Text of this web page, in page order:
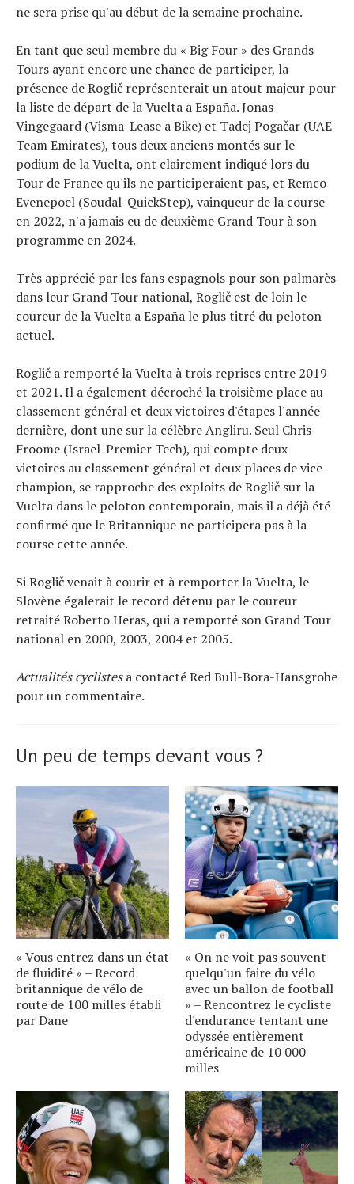
ne sera prise qu'au début de la semaine prochaine.
En tant que seul membre du « Big Four » des Grands
Tours ayant encore une chance de participer, la
présence de Roglič représenterait un atout majeur pour
la liste de départ de la Vuelta a España. Jonas
Vingegaard (Visma-Lease a Bike) et Tadej Pogačar (UAE
Team Emirates), tous deux anciens montés sur le
podium de la Vuelta, ont clairement indiqué lors du
Tour de France qu'ils ne participeraient pas, et Remco
Evenepoel (Soudal-QuickStep), vainqueur de la course
en 2022, n'a jamais eu de deuxième Grand Tour à son
programme en 2024.
Très apprécié par les fans espagnols pour son palmarès
dans leur Grand Tour national, Roglič est de loin le
coureur de la Vuelta a España le plus titré du peloton
actuel.
Roglič a remporté la Vuelta à trois reprises entre 2019
et 2021. Il a également décroché la troisième place au
classement général et deux victoires d'étapes l'année
dernière, dont une sur la célèbre Angliru. Seul Chris
Froome (Israel-Premier Tech), qui compte deux
victoires au classement général et deux places de vice-
champion, se rapproche des exploits de Roglič sur la
Vuelta dans le peloton contemporain, mais il a déjà été
confirmé que le Britannique ne participera pas à la
course cette année.
Si Roglič venait à courir et à remporter la Vuelta, le
Slovène égalerait le record détenu par le coureur
retraité Roberto Heras, qui a remporté son Grand Tour
national en 2000, 2003, 2004 et 2005.
Actualités cyclistesa contacté Red Bull-Bora-Hansgrohe
pour un commentaire.
Un peu de temps devant vous ?
« Vous entrez dans un état
de fluidité » – Record
britannique de vélo de
route de 100 milles établi
par Dane
« On ne voit pas souvent
quelqu'un faire du vélo
avec un ballon de football
» – Rencontrez le cycliste
d'endurance tentant une
odyssée entièrement
américaine de 10 000
milles